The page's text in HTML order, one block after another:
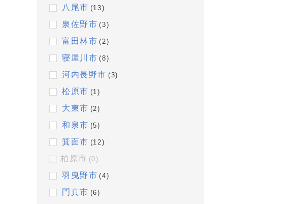
八尾市 (13)
泉佐野市 (3)
富田林市 (2)
寝屋川市 (8)
河内長野市 (3)
松原市 (1)
大東市 (2)
和泉市 (5)
箕面市 (12)
柏原市 (0)
羽曳野市 (4)
門真市 (6)